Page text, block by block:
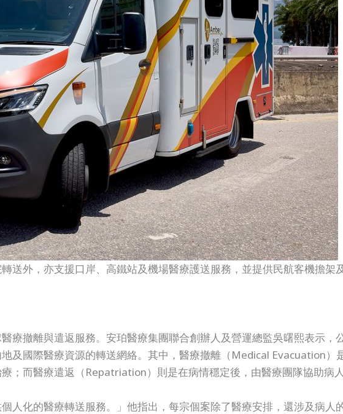
送外，亦支援口岸、高鐵站及機場醫療護送服務，並提供民航客機擔架
療撤離與遣返服務。安珀醫療集團聯合創辦人及營運總監吳曙熙表示，
及國際醫療資源的轉送網絡。其中，醫療撤離（Medical Evacuation）
；而醫療遣返（Repatriation）則是在病情穩定後，由醫療團隊協助病
人化的醫療轉送服務。」他指出，每宗個案除了醫療安排，還涉及病人